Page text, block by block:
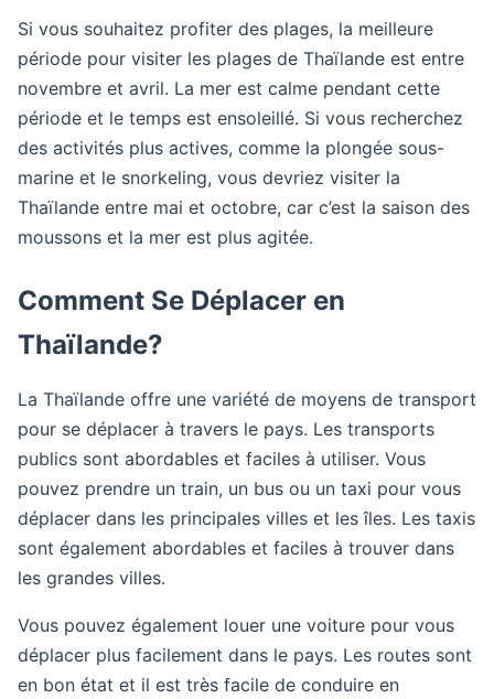
Si vous souhaitez profiter des plages, la meilleure
période pour visiter les plages de Thaïlande est entre
novembre et avril. La mer est calme pendant cette
période et le temps est ensoleillé. Si vous recherchez
des activités plus actives, comme la plongée sous-
marine et le snorkeling, vous devriez visiter la
Thaïlande entre mai et octobre, car c’est la saison des
moussons et la mer est plus agitée.
Comment Se Déplacer en
Thaïlande?
La Thaïlande offre une variété de moyens de transport
pour se déplacer à travers le pays. Les transports
publics sont abordables et faciles à utiliser. Vous
pouvez prendre un train, un bus ou un taxi pour vous
déplacer dans les principales villes et les îles. Les taxis
sont également abordables et faciles à trouver dans
les grandes villes.
Vous pouvez également louer une voiture pour vous
déplacer plus facilement dans le pays. Les routes sont
en bon état et il est très facile de conduire en